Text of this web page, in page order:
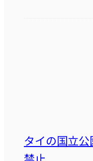
タイの国立